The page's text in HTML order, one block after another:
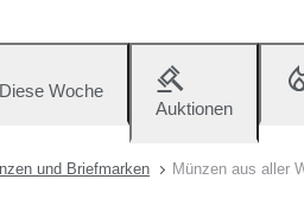
Diese Woche
Auktionen
und Briefmarken Münzen aus aller